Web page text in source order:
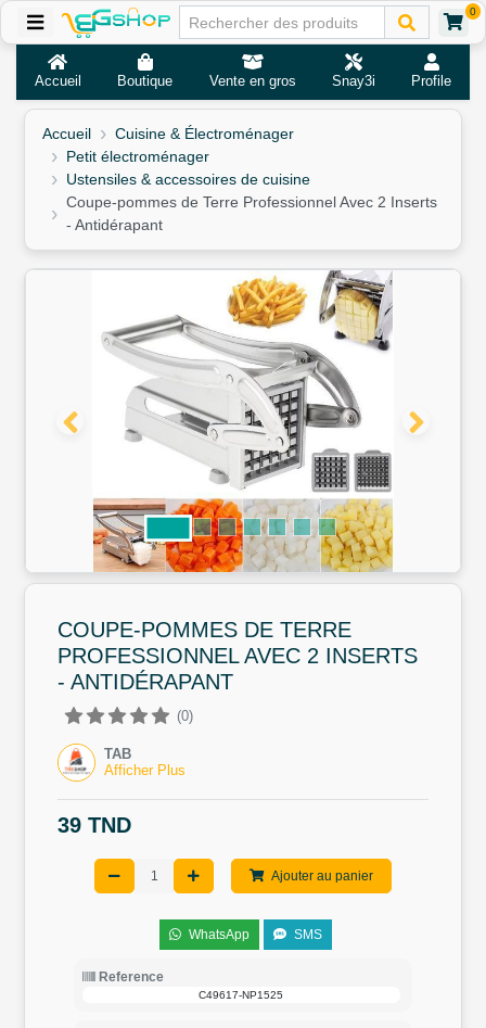
0
Accueil Boutique Vente en gros Snay3i Profile
Accueil
Cuisine & Électroménager
Petit électroménager
Ustensiles & accessoires de cuisine
Coupe-pommes de Terre Professionnel Avec 2 Inserts
- Antidérapant
COUPE-POMMES DE TERRE
PROFESSIONNEL AVEC 2 INSERTS
- ANTIDÉRAPANT
(0)
TAB
Afficher Plus
39 TND
Ajouter au panier
WhatsApp SMS
Reference
C49617-NP1525